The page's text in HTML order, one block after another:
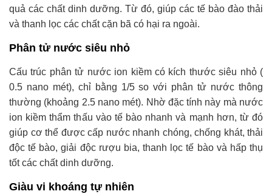
quả các chất dinh dưỡng. Từ đó, giúp các tế bào đào thải
và thanh lọc các chất cặn bã có hại ra ngoài.
Phân tử nước siêu nhỏ
Cấu trúc phân tử nước ion kiềm có kích thước siêu nhỏ (
0.5 nano mét), chỉ bằng 1/5 so với phân tử nước thông
thường (khoảng 2.5 nano mét). Nhờ đặc tính này mà nước
ion kiềm thẩm thấu vào tế bào nhanh và mạnh hơn, từ đó
giúp cơ thể được cấp nước nhanh chóng, chống khát, thải
độc tế bào, giải độc rượu bia, thanh lọc tế bào và hấp thụ
tốt các chất dinh dưỡng.
Giàu vi khoáng tự nhiên